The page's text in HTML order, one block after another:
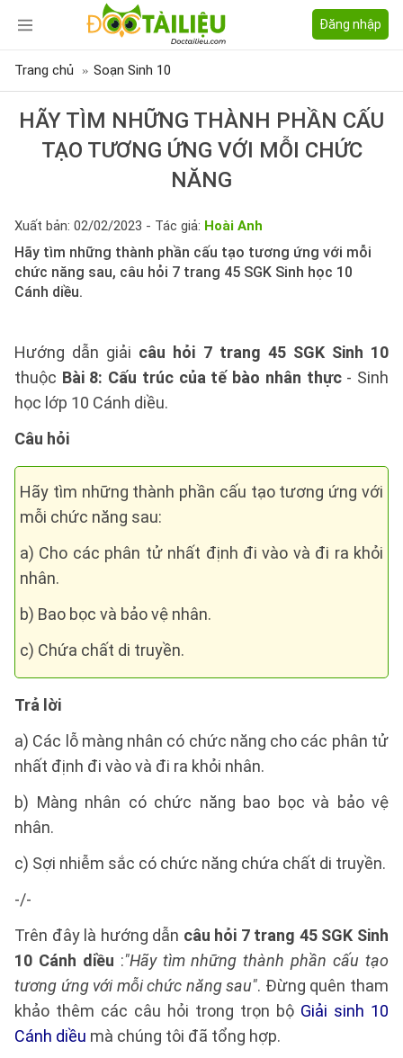
Đăng nhập
Trang chủ Soạn Sinh 10
HÃY TÌM NHỮNG THÀNH PHẦN CẤU
TẠO TƯƠNG ỨNG VỚI MỖI CHỨC
NĂNG
Xuất bản: 02/02/2023 - Tác giả: Hoài Anh
Hãy tìm những thành phần cấu tạo tương ứng với mỗi
chức năng sau, câu hỏi 7 trang 45 SGK Sinh học 10
Cánh diều.
Hướng dẫn giải câu hỏi 7 trang 45 SGK Sinh 10
thuộc Bài 8: Cấu trúc của tế bào nhân thực- Sinh
học lớp 10 Cánh diều.
Câu hỏi
Hãy tìm những thành phần cấu tạo tương ứng với
mỗi chức năng sau:
a) Cho các phân tử nhất định đi vào và đi ra khỏi
nhân.
b) Bao bọc và bảo vệ nhân.
c) Chứa chất di truyền.
Trả lời
a) Các lỗ màng nhân có chức năng cho các phân tử
nhất định đi vào và đi ra khỏi nhân.
b) Màng nhân có chức năng bao bọc và bảo vệ
nhân.
c) Sợi nhiễm sắc có chức năng chứa chất di truyền.
-/-
Trên đây là hướng dẫn câu hỏi 7 trang 45 SGK Sinh
10 Cánh diều :"Hãy tìm những thành phần cấu tạo
tương ứng với mỗi chức năng sau". Đừng quên tham
khảo thêm các câu hỏi trong trọn bộ Giải sinh 10
Cánh diều mà chúng tôi đã tổng hợp.